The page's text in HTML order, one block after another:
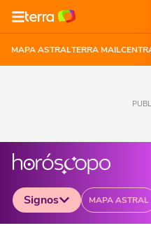
MAPA ASTRALTERRA MAIL
Signos MAPA ASTRAL